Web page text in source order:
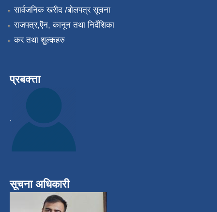
सार्वजनिक खरीद /बोलपत्र सूचना
राजपत्र,ऎन, कानून तथा निर्देशिका
कर तथा शुल्कहरु
प्रबक्त्ता
.
सूचना अधिकारी